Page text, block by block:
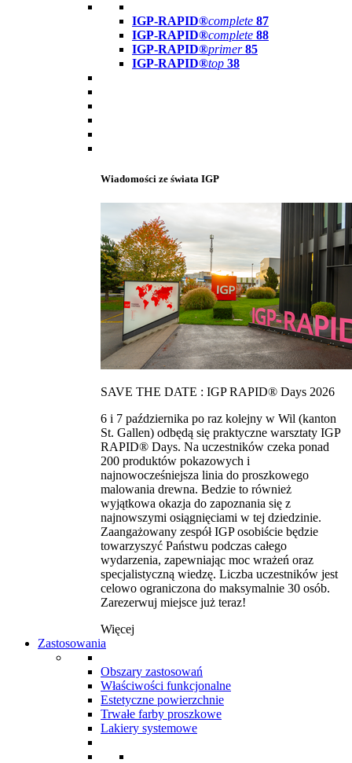
IGP-RAPID®complete 87
IGP-RAPID®complete 88
IGP-RAPID®primer 85
IGP-RAPID®top 38
Wiadomości ze świata IGP
SAVE THE DATE : IGP RAPID® Days 2026
6 i 7 października po raz kolejny w Wil (kanton
St. Gallen) odbędą się praktyczne warsztaty IGP
RAPID® Days. Na uczestników czeka ponad
200 produktów pokazowych i
najnowocześniejsza linia do proszkowego
malowania drewna. Bedzie to również
wyjątkowa okazja do zapoznania się z
najnowszymi osiągnięciami w tej dziedzinie.
Zaangażowany zespół IGP osobiście będzie
towarzyszyć Państwu podczas całego
wydarzenia, zapewniając moc wrażeń oraz
specjalistyczną wiedzę. Liczba uczestników jest
celowo ograniczona do maksymalnie 30 osób.
Zarezerwuj miejsce już teraz!
Więcej
Zastosowania
Obszary zastosowań
Właściwości funkcjonalne
Estetyczne powierzchnie
Trwałe farby proszkowe
Lakiery systemowe